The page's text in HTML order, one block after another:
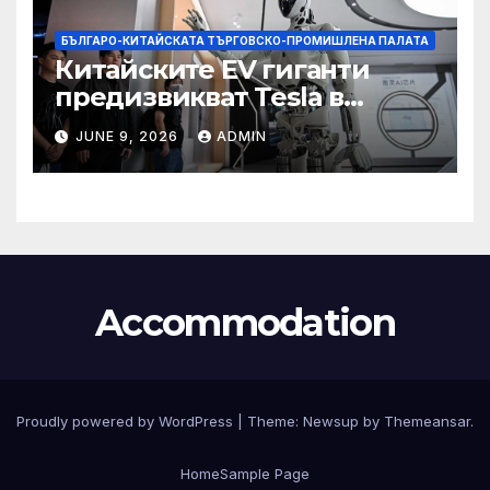
БЪЛГАРО-КИТАЙСКАТА ТЪРГОВСКО-ПРОМИШЛЕНА ПАЛАТА
Китайските EV гиганти
предизвикват Tesla в
надпреварата за
комерсиализиране на
хуманоидни роботи
JUNE 9, 2026 ADMIN
Accommodation
Proudly powered by WordPress Theme: Newsup by Themeansar.
HomeSample Page